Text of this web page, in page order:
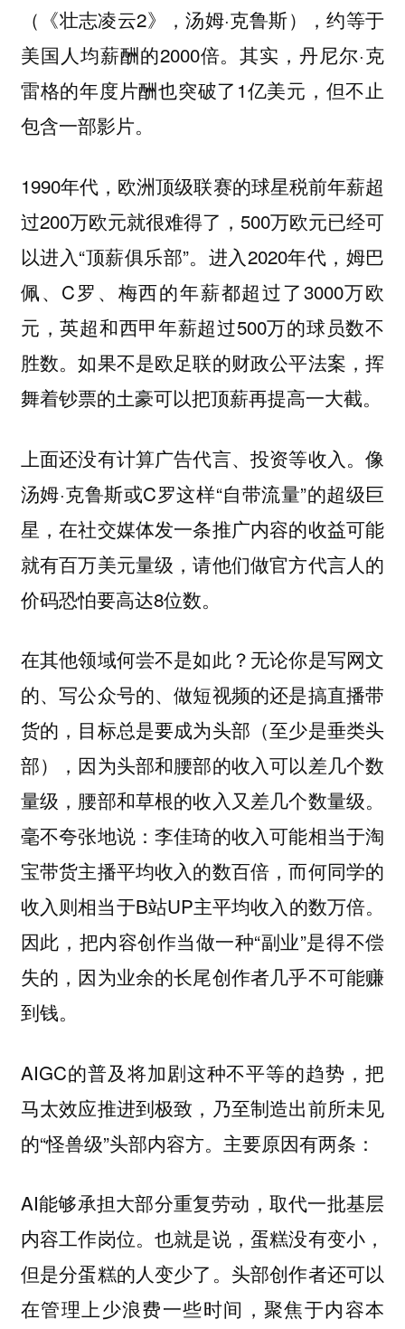
（《壮志凌云2》，汤姆·克鲁斯），约等于
美国人均薪酬的2000倍。其实，丹尼尔·克
雷格的年度片酬也突破了1亿美元，但不止
包含一部影片。
1990年代，欧洲顶级联赛的球星税前年薪超
过200万欧元就很难得了，500万欧元已经可
以进入“顶薪俱乐部”。进入2020年代，姆巴
佩、C罗、梅西的年薪都超过了3000万欧
元，英超和西甲年薪超过500万的球员数不
胜数。如果不是欧足联的财政公平法案，挥
舞着钞票的土豪可以把顶薪再提高一大截。
上面还没有计算广告代言、投资等收入。像
汤姆·克鲁斯或C罗这样“自带流量”的超级巨
星，在社交媒体发一条推广内容的收益可能
就有百万美元量级，请他们做官方代言人的
价码恐怕要高达8位数。
在其他领域何尝不是如此？无论你是写网文
的、写公众号的、做短视频的还是搞直播带
货的，目标总是要成为头部（至少是垂类头
部），因为头部和腰部的收入可以差几个数
量级，腰部和草根的收入又差几个数量级。
毫不夸张地说：李佳琦的收入可能相当于淘
宝带货主播平均收入的数百倍，而何同学的
收入则相当于B站UP主平均收入的数万倍。
因此，把内容创作当做一种“副业”是得不偿
失的，因为业余的长尾创作者几乎不可能赚
到钱。
AIGC的普及将加剧这种不平等的趋势，把
马太效应推进到极致，乃至制造出前所未见
的“怪兽级”头部内容方。主要原因有两条：
AI能够承担大部分重复劳动，取代一批基层
内容工作岗位。也就是说，蛋糕没有变小，
但是分蛋糕的人变少了。头部创作者还可以
在管理上少浪费一些时间，聚焦于内容本